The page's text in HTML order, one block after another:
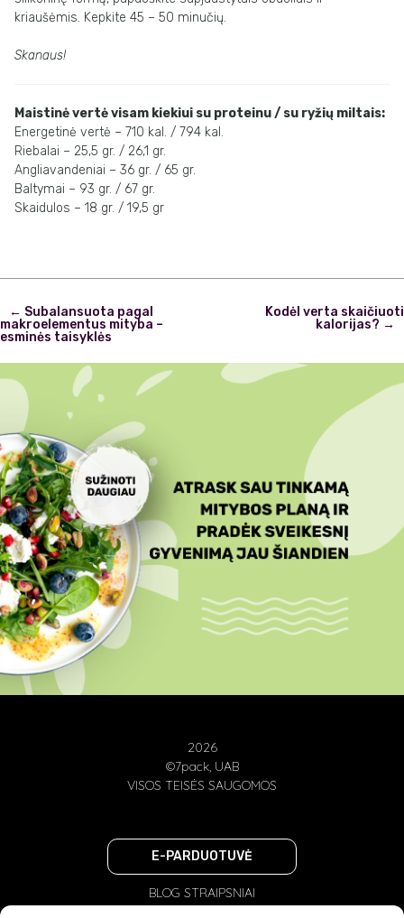
kriaušėmis. Kepkite 45 – 50 minučių.
Skanaus!
Maistinė vertė visam kiekiui su proteinu / su ryžių miltais:
Energetinė vertė – 710 kal. / 794 kal.
Riebalai – 25,5 gr. / 26,1 gr.
Angliavandeniai – 36 gr. / 65 gr.
Baltymai – 93 gr. / 67 gr.
Skaidulos – 18 gr. / 19,5 gr
Post
navigation
Kodėl verta skaičiuoti
kalorijas? →
← Subalansuota pagal
makroelementus mityba –
esminės taisyklės
2026
©7pack, UAB
VISOS TEISĖS SAUGOMOS
E-PARDUOTUVĖ
BLOG STRAIPSNIAI